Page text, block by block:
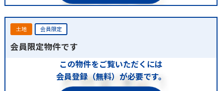
土地 会員限定
会員限定物件です
この物件をご覧いただくには
会員登録（無料）が必要です。